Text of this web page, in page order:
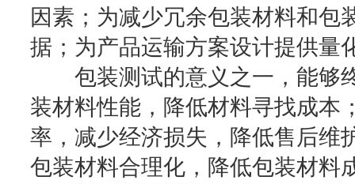
因素；为减少冗余包装材料和包
据；为产品运输方案设计提供量
包装测试的意义之一，能够
装材料性能，降低材料寻找成本
率，减少经济损失，降低售后维
包装材料合理化，降低包装材料